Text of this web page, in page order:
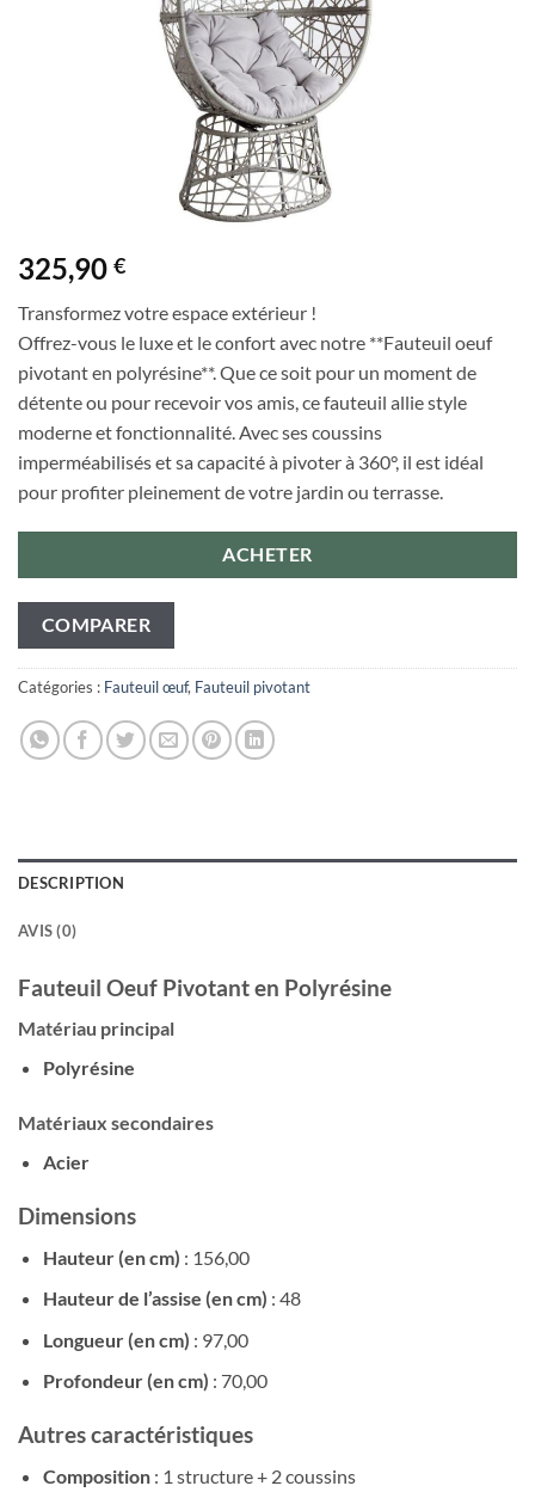
325,90 €
Transformez votre espace extérieur !
Offrez-vous le luxe et le confort avec notre **Fauteuil oeuf
pivotant en polyrésine**. Que ce soit pour un moment de
détente ou pour recevoir vos amis, ce fauteuil allie style
moderne et fonctionnalité. Avec ses coussins
imperméabilisés et sa capacité à pivoter à 360°, il est idéal
pour profiter pleinement de votre jardin ou terrasse.
ACHETER
COMPARER
Catégories : Fauteuil œuf, Fauteuil pivotant
DESCRIPTION
AVIS (0)
Fauteuil Oeuf Pivotant en Polyrésine
Matériau principal
Polyrésine
Matériaux secondaires
Acier
Dimensions
Hauteur (en cm) : 156,00
Hauteur de l’assise (en cm) : 48
Longueur (en cm) : 97,00
Profondeur (en cm) : 70,00
Autres caractéristiques
Composition: 1 structure + 2 coussins